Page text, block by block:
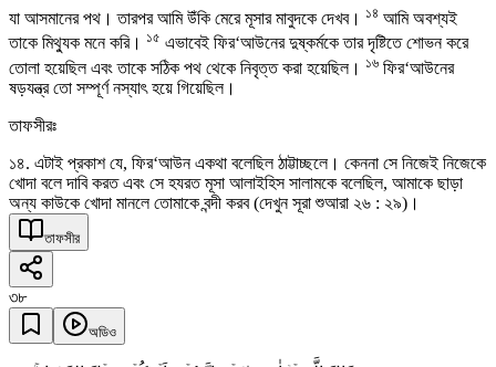
যা আসমানের পথ। তারপর আমি উঁকি মেরে মূসার মাবুদকে দেখব। ১৪ আমি অবশ্যই
তাকে মিথ্যুক মনে করি। ১৫ এভাবেই ফির‘আউনের দুষ্কর্মকে তার দৃষ্টিতে শোভন করে
তোলা হয়েছিল এবং তাকে সঠিক পথ থেকে নিবৃত্ত করা হয়েছিল। ১৬ ফির‘আউনের
ষড়যন্ত্র তো সম্পূর্ণ নস্যাৎ হয়ে গিয়েছিল।
তাফসীরঃ
১৪. এটাই প্রকাশ যে, ফির‘আউন একথা বলেছিল ঠাট্টাচ্ছলে। কেননা সে নিজেই নিজেকে
খোদা বলে দাবি করত এবং সে হযরত মূসা আলাইহিস সালামকে বলেছিল, আমাকে ছাড়া
অন্য কাউকে খোদা মানলে তোমাকে বন্দী করব (দেখুন সূরা শুআরা ২৬ : ২৯)।
তাফসীর
৩৮
অডিও